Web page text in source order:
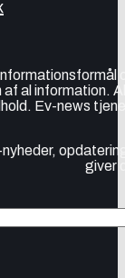
al information.
Ev-news
giver